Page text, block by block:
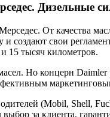
Дизельные
От качества
свои
15 тысяч километров.
Но концерн
(Mobil, Shell,
за клиента,